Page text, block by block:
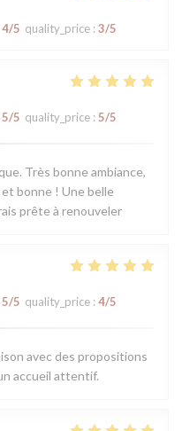
4/5 quality_price : 3/5
5/5 quality_price : 5/5
Très bonne ambiance,
bonne ! Une belle
prête à renouveler
5/5 quality_price : 4/5
avec des propositions
accueil attentif.